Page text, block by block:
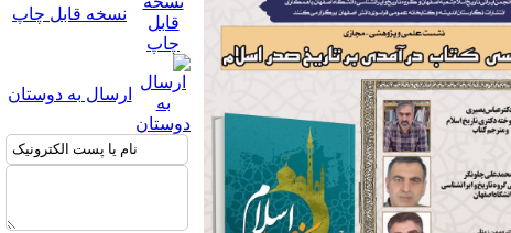
نسخه قابل چاپ
ارسال به دوستان